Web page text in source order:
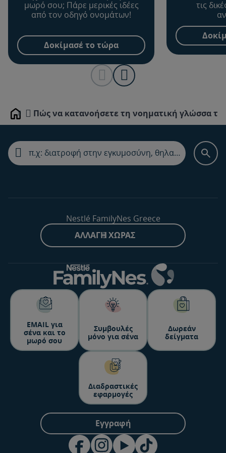
μωρό σου; Πάρε μερικές ιδέες
από τον οδηγό ονομάτων!
Δοκίμασέ το τώρα
τις
Home Πώς να κατανοήσετε τη νοηματική γλώσσα
Nestlé FamilyNes Greece
ΑΛΛΑΓΉ ΧΏΡΑΣ
ΕΜΑΙL για
σένα και το
μωρό σου
Συμβουλές
μόνο για σένα
Δωρεάν
δείγματα
Διαδραστικές
εφαρμογές
Εγγραφή